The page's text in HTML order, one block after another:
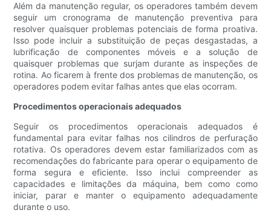
Além da manutenção regular, os operadores também devem
seguir um cronograma de manutenção preventiva para
resolver quaisquer problemas potenciais de forma proativa.
Isso pode incluir a substituição de peças desgastadas, a
lubrificação de componentes móveis e a solução de
quaisquer problemas que surjam durante as inspeções de
rotina. Ao ficarem à frente dos problemas de manutenção, os
operadores podem evitar falhas antes que elas ocorram.
Procedimentos operacionais adequados
Seguir os procedimentos operacionais adequados é
fundamental para evitar falhas nos cilindros de perfuração
rotativa. Os operadores devem estar familiarizados com as
recomendações do fabricante para operar o equipamento de
forma segura e eficiente. Isso inclui compreender as
capacidades e limitações da máquina, bem como como
iniciar, parar e manter o equipamento adequadamente
durante o uso.